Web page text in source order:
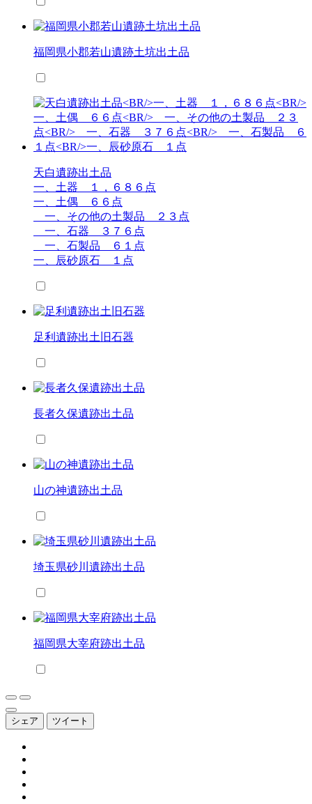
福岡県小郡若山遺跡土坑出土品
天白遺跡出土品
一、土器 １，６８６点
一、土偶 ６６点
一、その他の土製品 ２３点
一、石器 ３７６点
一、石製品 ６１点
一、辰砂原石 １点
足利遺跡出土旧石器
長者久保遺跡出土品
山の神遺跡出土品
埼玉県砂川遺跡出土品
福岡県大宰府跡出土品
シェア ツイート